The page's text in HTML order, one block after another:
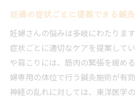
妊婦の症状ごとに提案できる鍼
妊婦さんの悩みは多岐にわたりま
症状ごとに適切なケアを提案して
や肩こりには、筋肉の緊張を緩め
婦専用の体位で行う鍼灸施術が有
神経の乱れに対しては、東洋医学